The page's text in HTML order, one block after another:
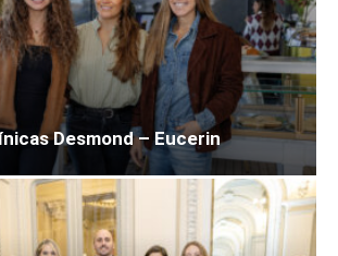
Desmond – Eucerin